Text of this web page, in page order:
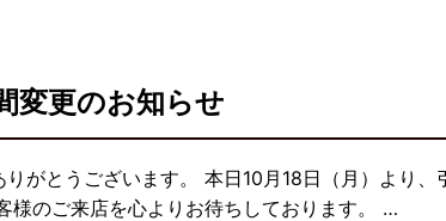
変更のお知らせ
がとうございます。 本日10月18日（月）より、
様のご来店を心よりお待ちしております。 …